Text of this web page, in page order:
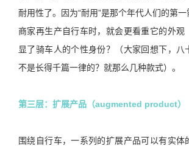
耐用性了。因为“耐用”是那个年代人们的第一
商家再生产自行车时，就会更看重它的外观
显了骑车人的个性身份？（大家回想下，八
不是长得千篇一律的？就那么几种款式）。
第三层：扩展产品（augmented product）
围绕自行车，一系列的扩展产品可以有实体